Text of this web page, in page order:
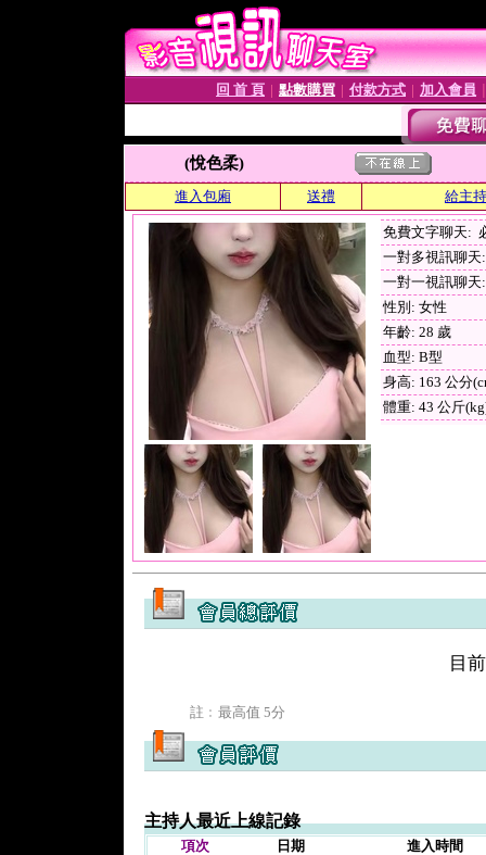
回 首 頁 點數購買 付款方式 加入會員
(悅色柔)
進入包廂 送禮 給主
免費文字聊天:
一對多視訊聊天
一對一視訊聊天
性別: 女性
年齡: 28 歲
血型: B型
身高: 163 公分
體重: 43 公斤
目
註﹕最高值 5分
主持人最近上線記錄
項次 日期 進入時間